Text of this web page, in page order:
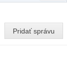
Pridať správu